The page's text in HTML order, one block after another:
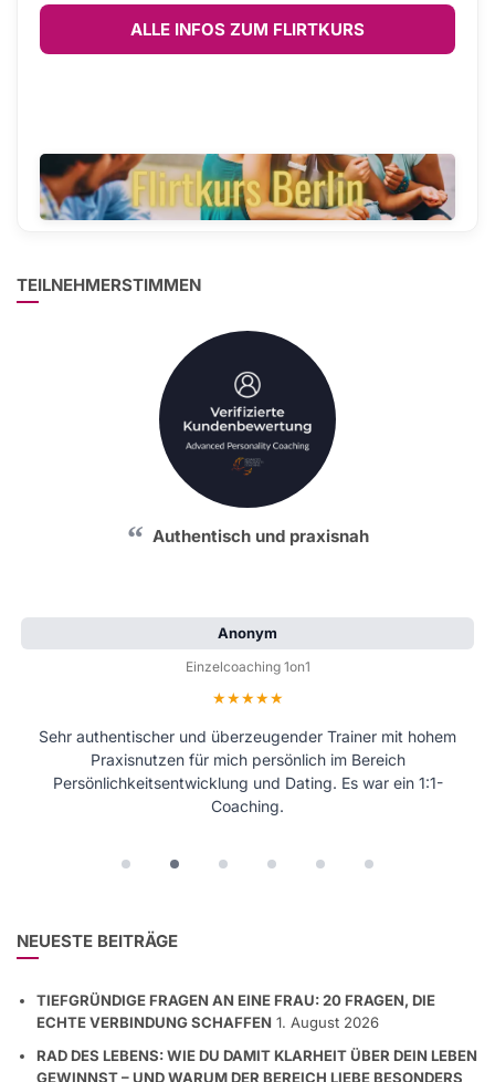
ALLE INFOS ZUM FLIRTKURS
TEILNEHMERSTIMMEN
Authentisch und praxisnah
Anonym
Einzelcoaching 1on1
Bewertung: 5 von 5 Sternen
Sehr authentischer und überzeugender Trainer mit hohem
Praxisnutzen für mich persönlich im Bereich
Persönlichkeitsentwicklung und Dating. Es war ein 1:1-
Coaching.
NEUESTE BEITRÄGE
TIEFGRÜNDIGE FRAGEN AN EINE FRAU: 20 FRAGEN, DIE
ECHTE VERBINDUNG SCHAFFEN 1. August 2026
RAD DES LEBENS: WIE DU DAMIT KLARHEIT ÜBER DEIN LEBEN
GEWINNST – UND WARUM DER BEREICH LIEBE BESONDERS